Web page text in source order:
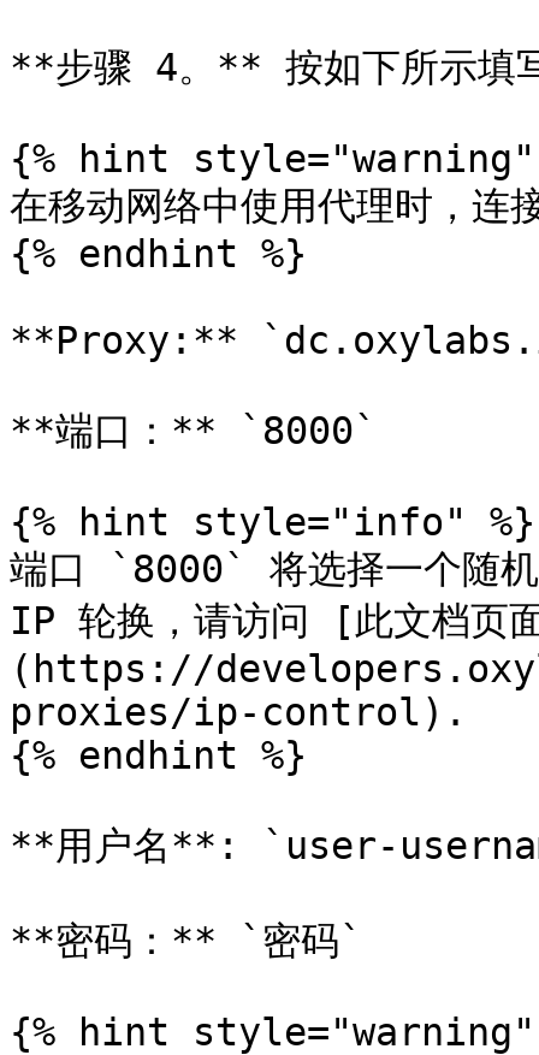
**步骤 4。** 按如下所示填
{% hint style="warning"
在移动网络中使用代理时，
{% endhint %}
**Proxy:**
**端口：** `8000`
{% hint style="info" %}
端口 `8000` 将选择一个随
IP 轮换，请访问 [此文档页
(https://
proxies/ip-control).
{% endhint %}
**用户名**: `user-
**密码：** `密码`
{% hint style="warning"